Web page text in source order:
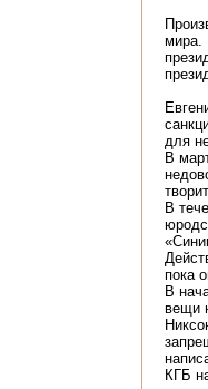
мира.
для
В
В
пока
В
вещи
КГБ